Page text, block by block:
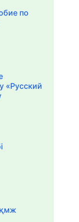
по
«Русский